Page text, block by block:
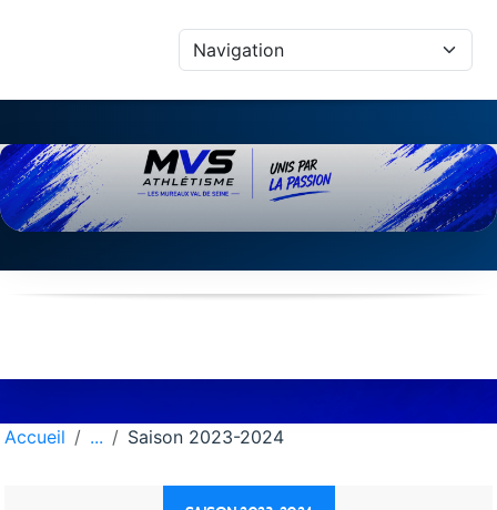
Accueil Saison 2023-2024